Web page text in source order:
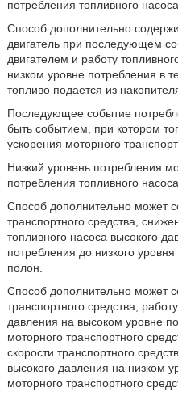
потребления топливного
Способ дополнительно
двигатель при последующем
двигателем и работу
низком уровне потребления в
топливо подается из
Последующее событие
быть событием, при котором
ускорения моторного
Низкий уровень потребления
потребления топливного
Способ дополнительно может
транспортного средства,
топливного насоса высокого
потребления до низкого
полон.
Способ дополнительно может
транспортного средства,
давления на высоком уровне
моторного транспортного
скорости транспортного
высокого давления на низком
моторного транспортного